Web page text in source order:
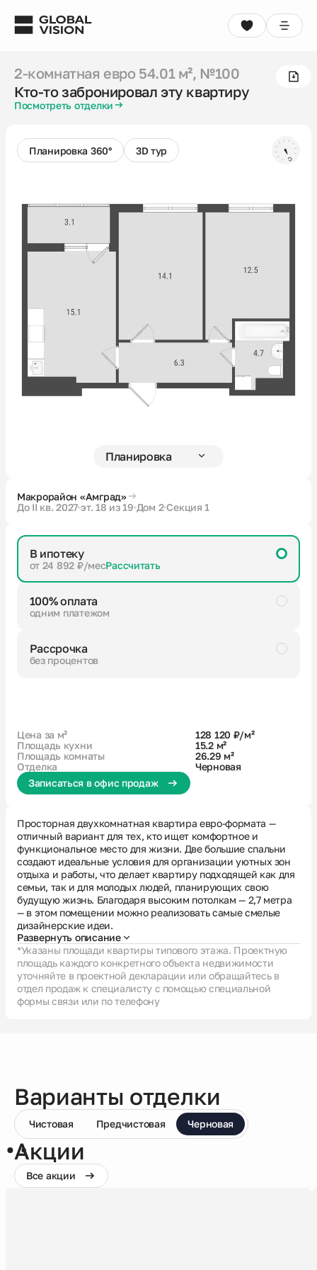
Выбрать квартиру Консультация
Проекты
Недвижимость
Способы покупки
Новости
О компании
Партнерам
Контакты
2-комнатная евро
Кто‑то забронировал эту квартиру
2-комнатная евро 54.01 м², №100
Кто‑то забронировал эту квартиру
Посмотреть отделки
Планировка 360° 3D тур
Макрорайон «Амград»
До II кв. 2027 эт. 18 из 19 Дом 2 Секция 1
В ипотеку
от 24 892 ₽/месРассчитать
100% оплата
одним платежом
Рассрочка
без процентов
Цена за м²
128 120 ₽/м²
Площадь кухни
15.2 м²
Площадь комнаты
26.29 м²
Отделка
Черновая
Записаться в офис продаж
Просторная двухкомнатная квартира евро-формата —
отличный вариант для тех, кто ищет комфортное и
функциональное место для жизни. Две большие спальни
создают идеальные условия для организации уютных зон
отдыха и работы, что делает квартиру подходящей как для
семьи, так и для молодых людей, планирующих свою
будущую жизнь. Благодаря высоким потолкам — 2,7 метра
— в этом помещении можно реализовать самые смелые
дизайнерские идеи.
Развернуть описание
*Указаны площади квартиры типового этажа. Проектную
площадь каждого конкретного объекта недвижимости
уточняйте в проектной декларации или обращайтесь в
отдел продаж к специалисту с помощью специальной
формы связи или по телефону
Варианты отделки
Чистовая Предчистовая Черновая
Акции
Все акции